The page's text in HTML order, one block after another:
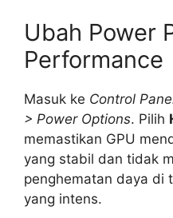
Ubah Power
Performance
Masuk ke Control
> Power Options. Pilih
memastikan GPU
yang stabil dan tidak
penghematan daya di
yang intens.